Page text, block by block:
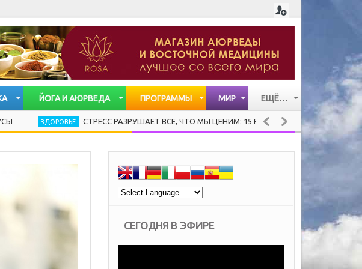
ЙОГА И АЮРВЕДА
ПРОГРАММЫ МИР ЕЩЁ…
СТАТЬИ
СТРЕСС РАЗРУШАЕТ ВСЕ, ЧТО МЫ ЦЕНИМ: 15 РЕКОМЕНДАЦИЙ ХЕНДРИ
СЕГОДНЯ В ЭФИРЕ